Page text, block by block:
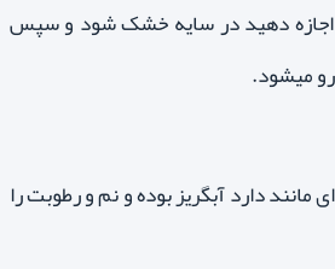
اجازه دهید در سایه خشک شود و سپس
میشود.
دارد آبگریز بوده و نم و رطوبت را